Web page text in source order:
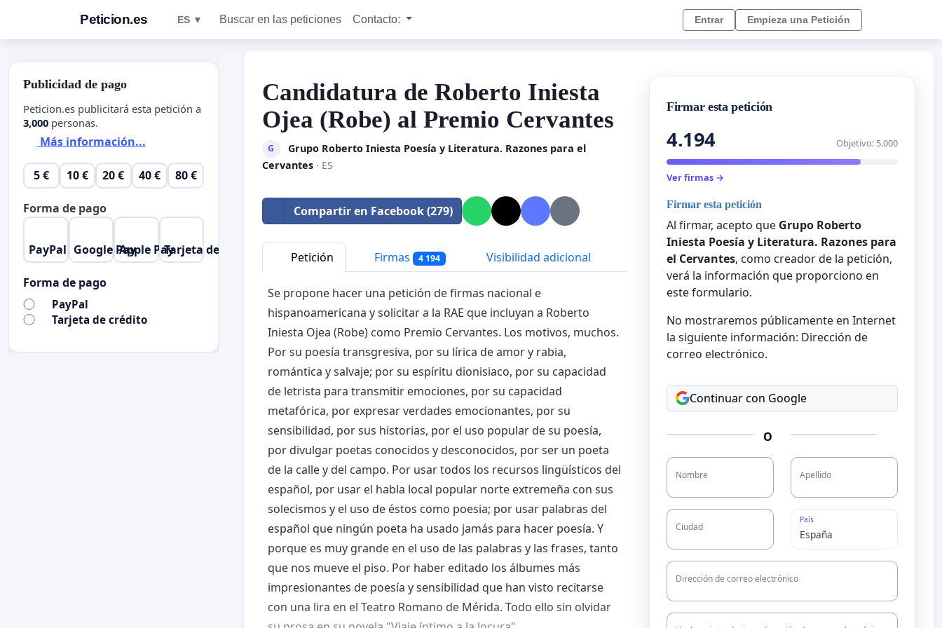
Peticion.es ES ▼ Buscar en las peticiones Contacto: Entrar Empieza una Petición
Candidatura de Roberto Iniesta
Ojea (Robe) al Premio Cervantes
G
Grupo Roberto Iniesta Poesía y Literatura. Razones para el
Cervantes · ES
Compartir en Facebook (279)
Petición Firmas 4 194 Visibilidad adicional
Se propone hacer una petición de firmas nacional e
hispanoamericana y solicitar a la RAE que incluyan a Roberto
Iniesta Ojea (Robe) como Premio Cervantes. Los motivos, muchos.
Por su poesía transgresiva, por su lírica de amor y rabia,
romántica y salvaje; por su espíritu dionisiaco, por su capacidad
de letrista para transmitir emociones, por su capacidad
metafórica, por expresar verdades emocionantes, por su
sensibilidad, por sus historias, por el uso popular de su poesía,
por divulgar poetas conocidos y desconocidos, por ser un poeta
de la calle y del campo. Por usar todos los recursos lingüísticos del
español, por usar el habla local popular norte extremeña con sus
solecismos y el uso de éstos como poesia; por usar palabras del
español que ningún poeta ha usado jamás para hacer poesía. Y
porque es muy grande en el uso de las palabras y las frases, tanto
que nos mueve el piso. Por haber editado los álbumes más
impresionantes de poesía y sensibilidad que han visto recitarse
con una lira en el Teatro Romano de Mérida. Todo ello sin olvidar
Firmar esta petición
4.194 Objetivo: 5.000
Ver firmas →
Firmar esta petición
Al firmar, acepto que Grupo Roberto
Iniesta Poesía y Literatura. Razones para
el Cervantes, como creador de la petición,
verá la información que proporciono en
este formulario.
No mostraremos públicamente en Internet
la siguiente información: Dirección de
correo electrónico.
Continuar con Google
O
Nombre Apellido
Ciudad
País
Dirección de correo electrónico
Publicidad de pago
Peticion.es publicitará esta petición a
3,000 personas.
Más información...
5 € 10 € 20 € 40 € 80 €
Forma de pago
PayPal Google PayApple PayTarjeta de crédito
Forma de pago
PayPal
Tarjeta de crédito